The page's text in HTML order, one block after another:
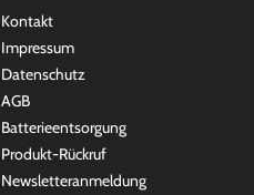
Kontakt
Impressum
Datenschutz
AGB
Batterieentsorgung
Produkt-Rückruf
Newsletteranmeldung